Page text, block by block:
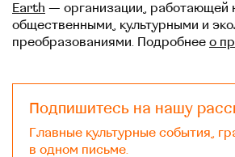
Earth — организации, работающей
общественными, культурными и
преобразованиями. Подробнее о
Подпишитесь на нашу
Главные культурные события,
в одном письме.